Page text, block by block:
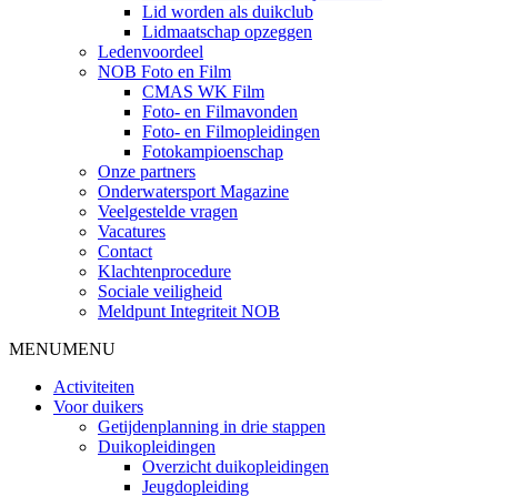
Lid worden als duikclub
Lidmaatschap opzeggen
Ledenvoordeel
NOB Foto en Film
CMAS WK Film
Foto- en Filmavonden
Foto- en Filmopleidingen
Fotokampioenschap
Onze partners
Onderwatersport Magazine
Veelgestelde vragen
Vacatures
Contact
Klachtenprocedure
Sociale veiligheid
Meldpunt Integriteit NOB
MENUMENU
Activiteiten
Voor duikers
Getijdenplanning in drie stappen
Duikopleidingen
Overzicht duikopleidingen
Jeugdopleiding